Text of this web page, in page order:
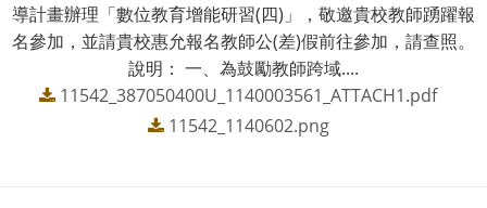
導計畫辦理「數位教育增能研習(四)」，敬邀貴校教師踴躍報
名參加，並請貴校惠允報名教師公(差)假前往參加，請查照。
說明： 一、為鼓勵教師跨域....
11542_387050400U_1140003561_ATTACH1.pdf
11542_1140602.png